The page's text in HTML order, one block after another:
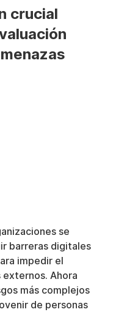
crucial
se
barreras digitales
impedir el
Ahora
más complejos
de personas